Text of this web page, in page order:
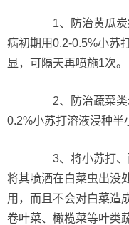
1、防治黄瓜炭
病初期用0.2-0.5%小苏
显，可隔天再喷施1次。
2、防治蔬菜类
0.2%小苏打溶液浸种半
3、将小苏打、
将其喷洒在白菜虫出没
用，而且不会对白菜造
卷叶菜、橄榄菜等叶类